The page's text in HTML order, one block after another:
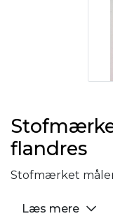
flandres
Stofmærket måler
Læs mere